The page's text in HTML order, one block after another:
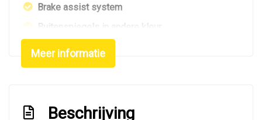
Brake assist system
Buitenspiegels in andere kleur
Chroom delen interieur
Climate control
Connected services
Meer informatie
Beschrijving